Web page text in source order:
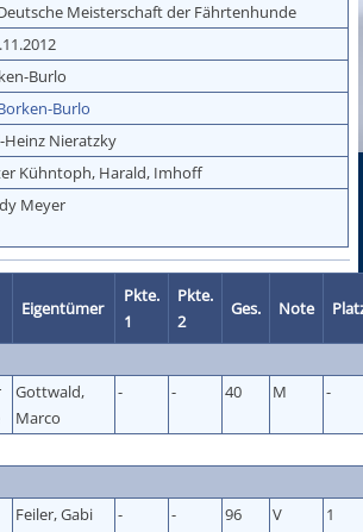
Meisterschaft der Fährtenhunde
Burlo
Burlo
Heinz Nieratzky
Kühntoph, Harald, Imhoff
Meyer
Eigentümer
Pkte.
1
Pkte.
2
Ges. Note
Gottwald,
Marco
- - 40 M -
Feiler, Gabi - - 96 V 1